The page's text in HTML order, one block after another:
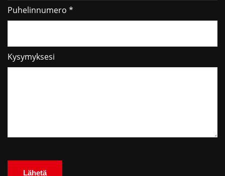
Puhelinnumero *
Kysymyksesi